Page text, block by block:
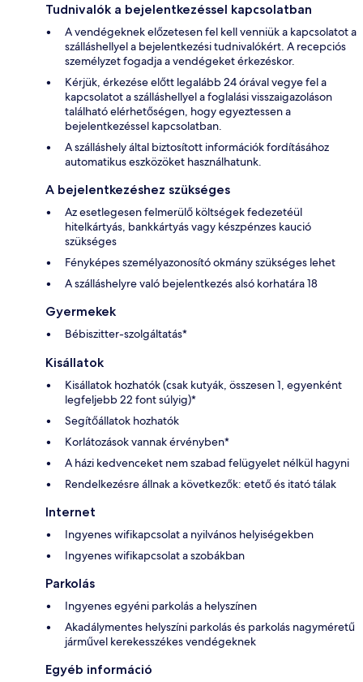
Tudnivalók a bejelentkezéssel kapcsolatban
A vendégeknek előzetesen fel kell venniük a kapcsolatot a
szálláshellyel a bejelentkezési tudnivalókért. A recepciós
személyzet fogadja a vendégeket érkezéskor.
Kérjük, érkezése előtt legalább 24 órával vegye fel a
kapcsolatot a szálláshellyel a foglalási visszaigazoláson
található elérhetőségen, hogy egyeztessen a
bejelentkezéssel kapcsolatban.
A szálláshely által biztosított információk fordításához
automatikus eszközöket használhatunk.
A bejelentkezéshez szükséges
Az esetlegesen felmerülő költségek fedezetéül
hitelkártyás, bankkártyás vagy készpénzes kaució
szükséges
Fényképes személyazonosító okmány szükséges lehet
A szálláshelyre való bejelentkezés alsó korhatára 18
Gyermekek
Bébiszitter-szolgáltatás*
Kisállatok
Kisállatok hozhatók (csak kutyák, összesen 1, egyenként
legfeljebb 22 font súlyig)*
Segítőállatok hozhatók
Korlátozások vannak érvényben*
A házi kedvenceket nem szabad felügyelet nélkül hagyni
Rendelkezésre állnak a következők: etető és itató tálak
Internet
Ingyenes wifikapcsolat a nyilvános helyiségekben
Ingyenes wifikapcsolat a szobákban
Parkolás
Ingyenes egyéni parkolás a helyszínen
Akadálymentes helyszíni parkolás és parkolás nagyméretű
járművel kerekesszékes vendégeknek
Egyéb információ